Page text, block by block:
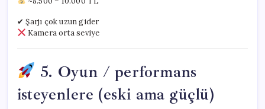
✔ Şarjı çok uzun gider
Kamera orta seviye
5. Oyun / performans
isteyenlere (eski ama güçlü)